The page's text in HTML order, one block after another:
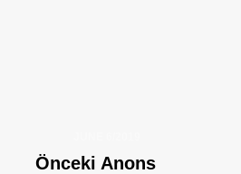
Önceki Anons